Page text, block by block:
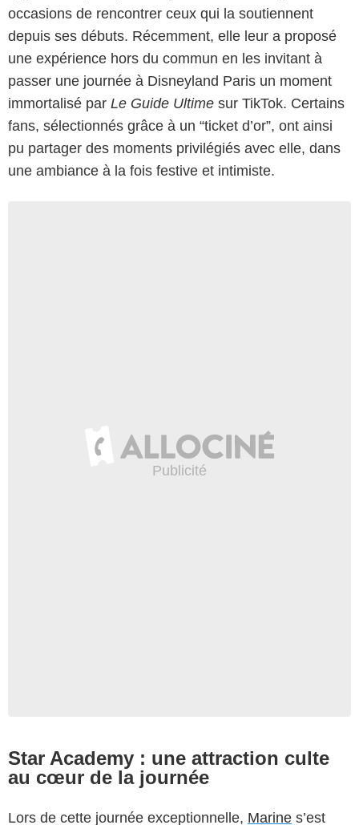
occasions de rencontrer ceux qui la soutiennent
depuis ses débuts. Récemment, elle leur a proposé
une expérience hors du commun en les invitant à
passer une journée à Disneyland Paris un moment
immortalisé par Le Guide Ultime sur TikTok. Certains
fans, sélectionnés grâce à un “ticket d’or”, ont ainsi
pu partager des moments privilégiés avec elle, dans
une ambiance à la fois festive et intimiste.
Star Academy : une attraction culte
au cœur de la journée
Lors de cette journée exceptionnelle, Marine s’est